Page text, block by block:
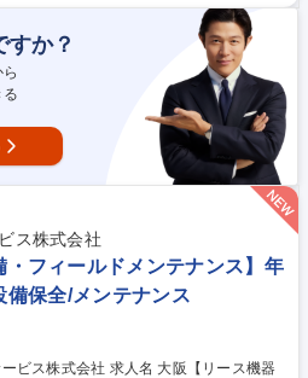
的には、返却された機器の動作確認や外
ーニングといった整備全般を行います。
が、現場への外出や設置工事などの外勤
と作業を進めるのが得意な方に最適の環
すか？
ス株式会社
・フィールドメンテナンス】年
保全/メンテナンス
人名 大阪【リース機器